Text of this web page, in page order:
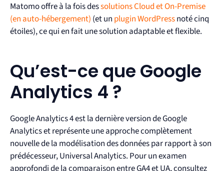
Matomo offre à la fois dessolutions Cloud et On-Premise
(en auto-hébergement) (et un plugin WordPressnoté cinq
étoiles), ce qui en fait une solution adaptable et flexible.
Qu’est-ce que Google
Analytics 4 ?
Google Analytics 4 est la dernière version de Google
Analytics et représente une approche complètement
nouvelle de la modélisation des données par rapport à son
prédécesseur, Universal Analytics. Pour un examen
approfondi de la comparaison entre GA4 et UA, consultez